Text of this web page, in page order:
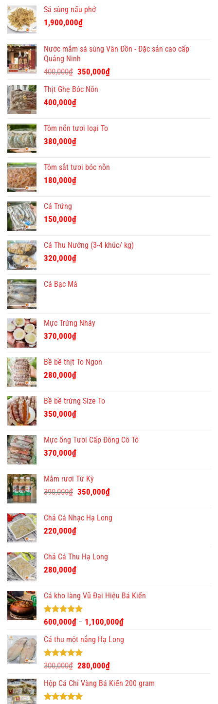
Tết
Việt
chỉ
nghĩa
độc
đáo
Sá sùng nấu phở
1,900,000₫
Nước mắm sá sùng Vân Đồn - Đặc sản cao cấp
Quảng Ninh
400,000₫ Giá
là:
350,000₫Giá
Thịt Ghẹ Bóc Nõn
400,000₫
Tôm nõn tươi loại To
380,000₫
Tôm sắt tươi bóc nõn
180,000₫
Cá Trứng
150,000₫
Cá Thu Nướng (3-4 khúc/ kg)
320,000₫
Cá Bạc Má
Mực Trứng Nháy
370,000₫
Bề bề thịt To Ngon
280,000₫
Bề bề trứng Size To
350,000₫
Mực ống Tươi Cấp Đông Cô Tô
370,000₫
Mắm rươi Tứ Kỳ
390,000₫ Giá
390,000₫.
350,000₫Giá
là:
Chả Cá Nhạc Hạ Long
220,000₫
Chả Cá Thu Hạ Long
280,000₫
Cá kho làng Vũ Đại Hiệu Bá Kiến
Được xếp
hạng
4.93
5 sao
600,000₫ – 1,100,000₫
Cá thu một nắng Hạ Long
Được xếp
hạng
5.00
5 sao
300,000₫ Giá
là:
300,000₫.
280,000₫Giá
tại
Hộp Cá Chỉ Vàng Bá Kiến 200 gram